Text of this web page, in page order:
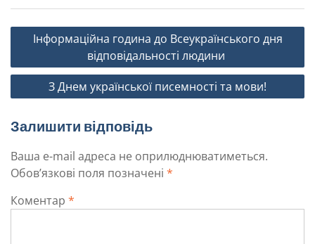
Інформаційна година до Всеукраїнського дня
відповідальності людини
З Днем української писемності та мови!
Залишити відповідь
Ваша e-mail адреса не оприлюднюватиметься.
Обов’язкові поля позначені *
Коментар *